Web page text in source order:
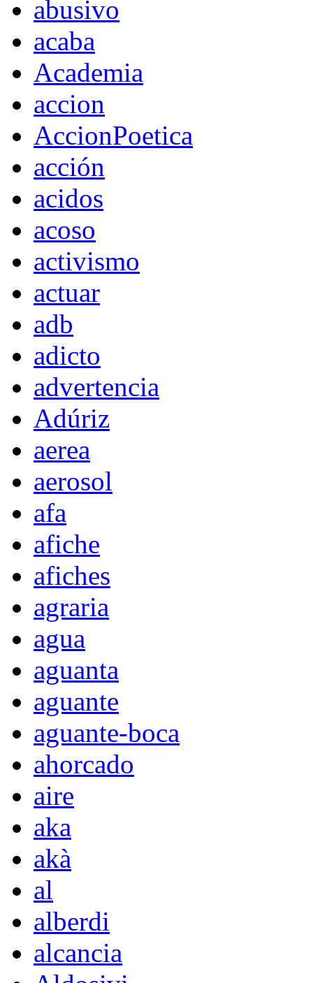
abusivo
acaba
Academia
accion
AccionPoetica
acción
acidos
acoso
activismo
actuar
adb
adicto
advertencia
Adúriz
aerea
aerosol
afa
afiche
afiches
agraria
agua
aguanta
aguante
aguante-boca
ahorcado
aire
aka
akà
al
alberdi
alcancia